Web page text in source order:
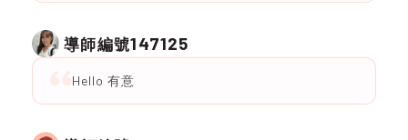
導師編號147125
Hello 有意